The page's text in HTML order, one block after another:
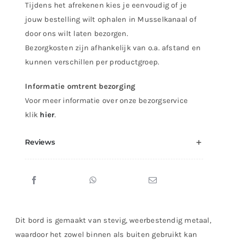
Tijdens het afrekenen kies je eenvoudig of je
jouw bestelling wilt ophalen in Musselkanaal of
door ons wilt laten bezorgen.
Bezorgkosten zijn afhankelijk van o.a. afstand en
kunnen verschillen per productgroep.
Informatie omtrent bezorging
Voor meer informatie over onze bezorgservice
klik hier.
Reviews
Dit bord is gemaakt van stevig, weerbestendig metaal,
waardoor het zowel binnen als buiten gebruikt kan